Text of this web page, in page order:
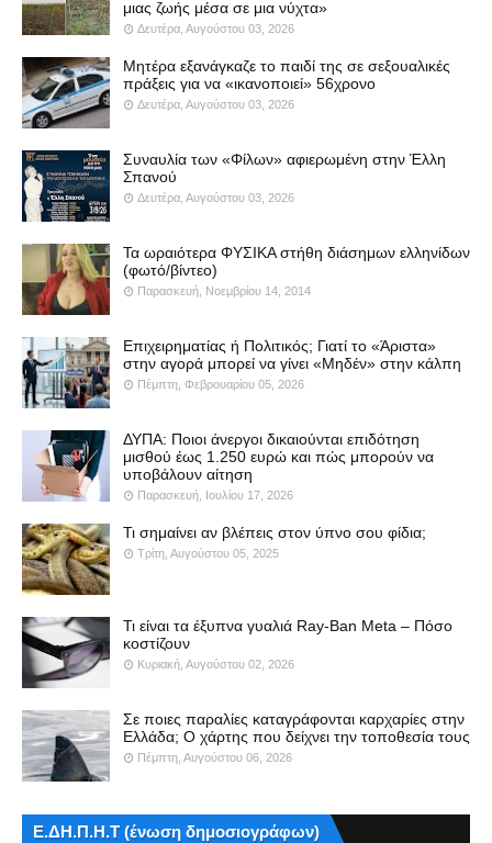
μιας ζωής μέσα σε μια νύχτα»
Δευτέρα, Αυγούστου 03, 2026
Μητέρα εξανάγκαζε το παιδί της σε σεξουαλικές
πράξεις για να «ικανοποιεί» 56χρονο
Δευτέρα, Αυγούστου 03, 2026
Συναυλία των «Φίλων» αφιερωμένη στην Έλλη
Σπανού
Δευτέρα, Αυγούστου 03, 2026
Τα ωραιότερα ΦΥΣΙΚΑ στήθη διάσημων ελληνίδων
(φωτό/βίντεο)
Παρασκευή, Νοεμβρίου 14, 2014
Επιχειρηματίας ή Πολιτικός; Γιατί το «Άριστα»
στην αγορά μπορεί να γίνει «Μηδέν» στην κάλπη
Πέμπτη, Φεβρουαρίου 05, 2026
ΔΥΠΑ: Ποιοι άνεργοι δικαιούνται επιδότηση
μισθού έως 1.250 ευρώ και πώς μπορούν να
υποβάλουν αίτηση
Παρασκευή, Ιουλίου 17, 2026
Τι σημαίνει αν βλέπεις στον ύπνο σου φίδια;
Τρίτη, Αυγούστου 05, 2025
Τι είναι τα έξυπνα γυαλιά Ray-Ban Meta – Πόσο
κοστίζουν
Κυριακή, Αυγούστου 02, 2026
Σε ποιες παραλίες καταγράφονται καρχαρίες στην
Ελλάδα; Ο χάρτης που δείχνει την τοποθεσία τους
Πέμπτη, Αυγούστου 06, 2026
Ε.ΔΗ.Π.Η.Τ (ένωση δημοσιογράφων)